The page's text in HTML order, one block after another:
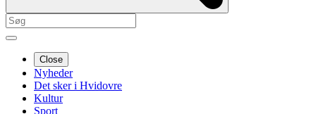
Close
Nyheder
Det sker i Hvidovre
Kultur
Sport